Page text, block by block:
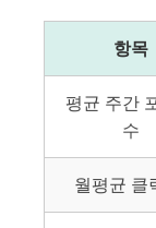
항목
평균 주간
수
월평균 클